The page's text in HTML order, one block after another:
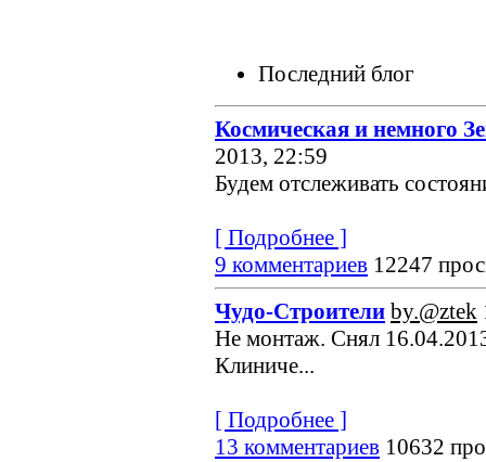
Последний блог
Космическая и немного
2013, 22:59
Будем отслеживать
[ Подробнее ]
9 комментариев 12247
Чудо-Строители by.@ztek
Не монтаж. Снял
Клиниче...
[ Подробнее ]
13 комментариев 10632